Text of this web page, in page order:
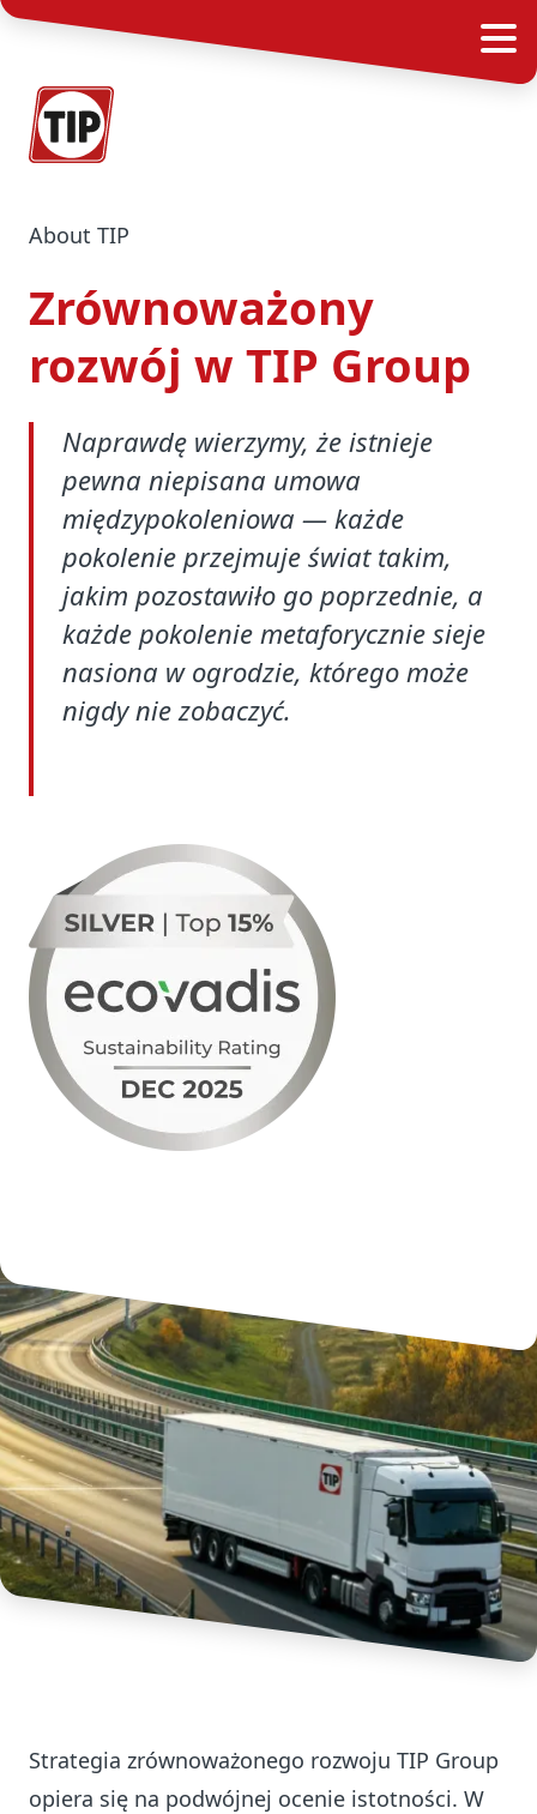
About TIP
Zrównoważony
rozwój w TIP Group
Naprawdę wierzymy, że istnieje
pewna niepisana umowa
międzypokoleniowa — każde
pokolenie przejmuje świat takim,
jakim pozostawiło go poprzednie, a
każde pokolenie metaforycznie sieje
nasiona w ogrodzie, którego może
nigdy nie zobaczyć.
Strategia zrównoważonego rozwoju TIP Group
opiera się na podwójnej ocenie istotności. W